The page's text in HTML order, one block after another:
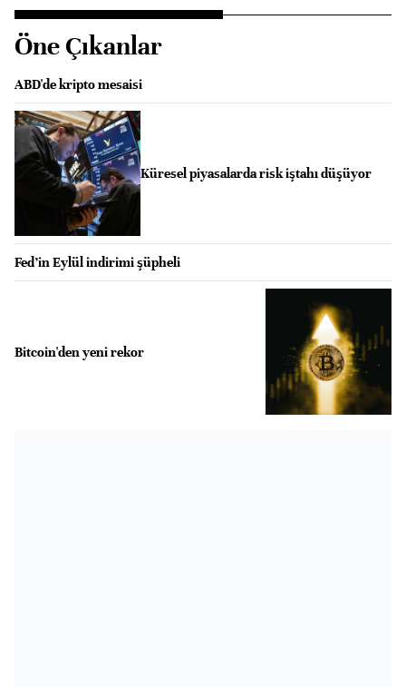
Öne Çıkanlar
ABD'de kripto mesaisi
Küresel piyasalarda risk iştahı düşüyor
Fed’in Eylül indirimi şüpheli
Bitcoin'den yeni rekor